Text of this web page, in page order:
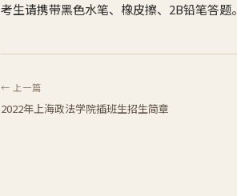
考生请携带黑色水笔、橡皮擦、2B铅笔答题。
← 上一篇
2022年上海政法学院插班生招生简章